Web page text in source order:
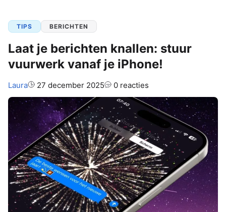
TIPS BERICHTEN
Laat je berichten knallen: stuur
vuurwerk vanaf je iPhone!
Auteur:
Laura 27 december 2025 0 reacties